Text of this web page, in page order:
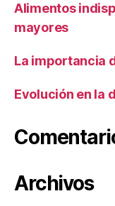
Alimentos
mayores
La importancia
Evolución en la
Archivos